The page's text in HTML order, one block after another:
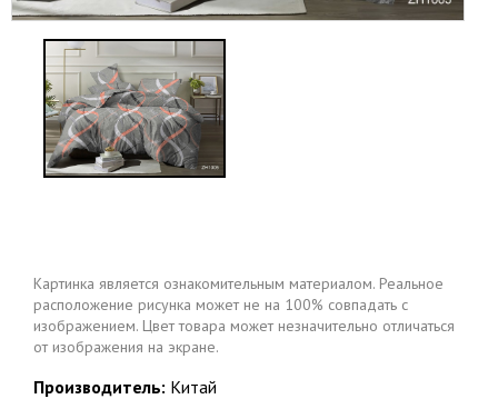
Картинка является ознакомительным материалом. Реальное
расположение рисунка может не на 100% совпадать с
изображением. Цвет товара может незначительно отличаться
от изображения на экране.
Производитель: Китай